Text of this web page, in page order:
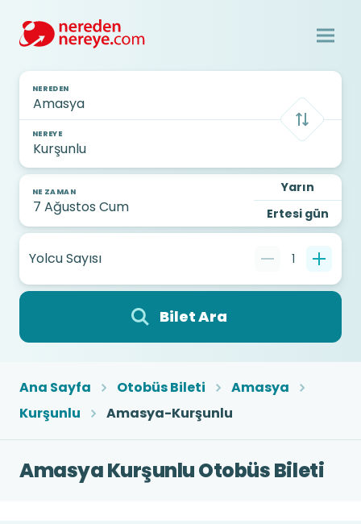
NEREDEN
NEREYE
NE ZAMAN
Yarın
Ertesi gün
Yolcu Sayısı 1
Bilet Ara
Ana Sayfa Otobüs Bileti
Amasya
Kurşunlu
Amasya-Kurşunlu
Amasya Kurşunlu Otobüs Bileti